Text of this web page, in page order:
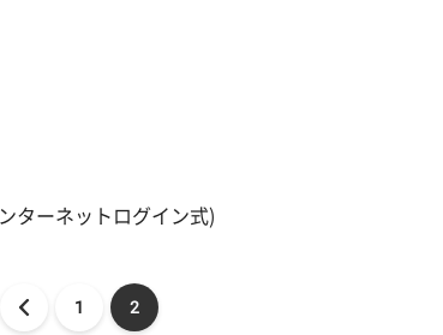
ターネットログイン式)
1 2